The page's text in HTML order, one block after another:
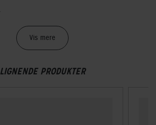
Vis mere
LIGNENDE PRODUKTER